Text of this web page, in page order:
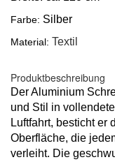
Farbe: Silber
Material: Textil
Produktbeschreibung
Der Aluminium
und Stil in
Luftfahrt, besticht er
Oberfläche, die
verleiht. Die